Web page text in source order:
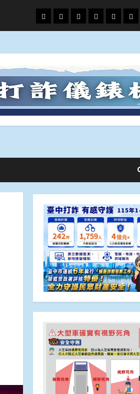
頭
條
財
經
地
方.
文
教.
專
題
娛
樂